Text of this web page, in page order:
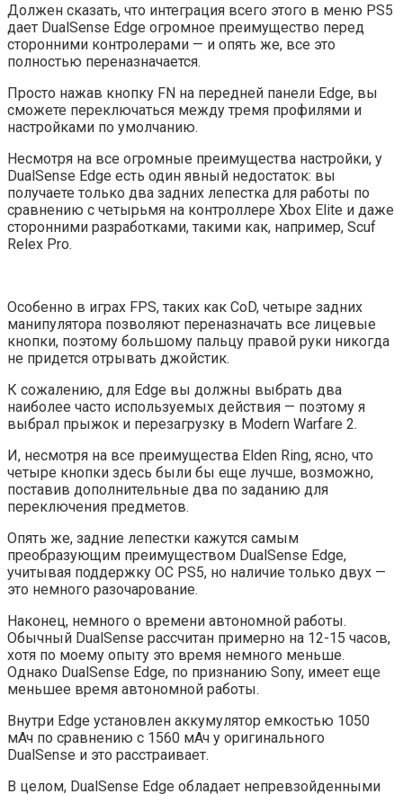
Должен сказать, что интеграция всего этого в меню PS5
дает DualSense Edge огромное преимущество перед
сторонними контролерами — и опять же, все это
полностью переназначается.
Просто нажав кнопку FN на передней панели Edge, вы
сможете переключаться между тремя профилями и
настройками по умолчанию.
Несмотря на все огромные преимущества настройки, у
DualSense Edge есть один явный недостаток: вы
получаете только два задних лепестка для работы по
сравнению с четырьмя на контроллере Xbox Elite и даже
сторонними разработками, такими как, например, Scuf
Relex Pro.
Особенно в играх FPS, таких как CoD, четыре задних
манипулятора позволяют переназначать все лицевые
кнопки, поэтому большому пальцу правой руки никогда
не придется отрывать джойстик.
К сожалению, для Edge вы должны выбрать два
наиболее часто используемых действия — поэтому я
выбрал прыжок и перезагрузку в Modern Warfare 2.
И, несмотря на все преимущества Elden Ring, ясно, что
четыре кнопки здесь были бы еще лучше, возможно,
поставив дополнительные два по заданию для
переключения предметов.
Опять же, задние лепестки кажутся самым
преобразующим преимуществом DualSense Edge,
учитывая поддержку ОС PS5, но наличие только двух —
это немного разочарование.
Наконец, немного о времени автономной работы.
Обычный DualSense рассчитан примерно на 12-15 часов,
хотя по моему опыту это время немного меньше.
Однако DualSense Edge, по признанию Sony, имеет еще
меньшее время автономной работы.
Внутри Edge установлен аккумулятор емкостью 1050
мАч по сравнению с 1560 мАч у оригинального
DualSense и это расстраивает.
В целом, DualSense Edge обладает непревзойденными